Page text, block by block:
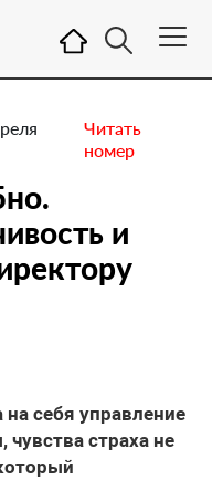
Читать
номер
и
себя управление
страха не